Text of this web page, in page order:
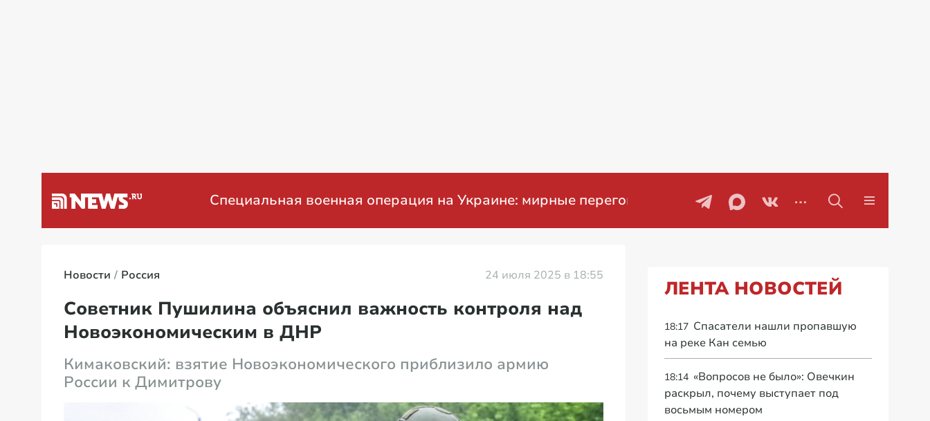
Специальная военная операция на Украине: мирные переговоры Проблемы с бензином в
Новости Россия 24 июля 2025 в 18:55
Советник Пушилина объяснил важность контроля над
Новоэкономическим в ДНР
Кимаковский: взятие Новоэкономического приблизило армию
России к Димитрову
ЛЕНТА НОВОСТЕЙ
18:17 Спасатели нашли пропавшую
на реке Кан семью
18:14 «Вопросов не было»: Овечкин
раскрыл, почему выступает под
восьмым номером